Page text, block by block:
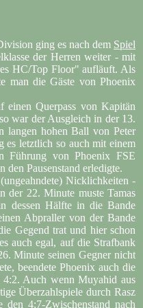
ging es nach dem Spiel
der Herren weiter - mit
HC/Top Floor" aufläuft. Als
man die Gäste von Phoenix
einen Querpass von Kapitän
war der Ausgleich in der 13.
langen hohen Ball von Peter
es letztlich so auch mit einem
Führung von Phoenix FSE
den Pausenstand erledigte.
Nicklichkeiten -
der 22. Minute muste Tamas
dessen Hälfte in die Bande
Abpraller von der Bande
Gegend trat und hier schon
auch egal, auf die Strafbank
Minute seinen Gegner nicht
beendete Phoenix auch die
4:2. Auch wenn Muyahid aus
Überzahlspiele durch Rasz
4:7-Zwischenstand nach